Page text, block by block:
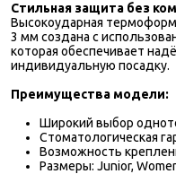
Стильная защита без
Высокоударная
3 мм создана с
которая обеспечивает
индивидуальную посадку.
Преимущества модели:
Широкий выбор
Стоматологическая
Возможность
Размеры: Junior,